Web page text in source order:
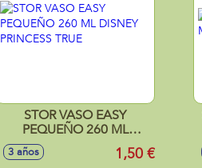
STOR VASO EASY
PEQUEÑO 260 ML
DISNEY PRINCESS TRUE
3 años 1,50 €